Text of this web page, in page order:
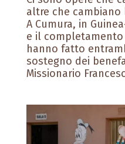
altre che
A Cumura, in
e il
hanno fatto
sostegno dei
Missionario